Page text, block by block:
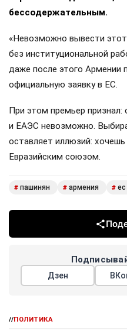
бессодержательным.
«Невозможно вывести
без институциональной
даже после этого Армении
официальную заявку в ЕС.
При этом премьер
и ЕАЭС невозможно.
оставляет иллюзий:
Евразийским союзом.
# пашинян # армения # ес
Дзен
//ПОЛИТИКА